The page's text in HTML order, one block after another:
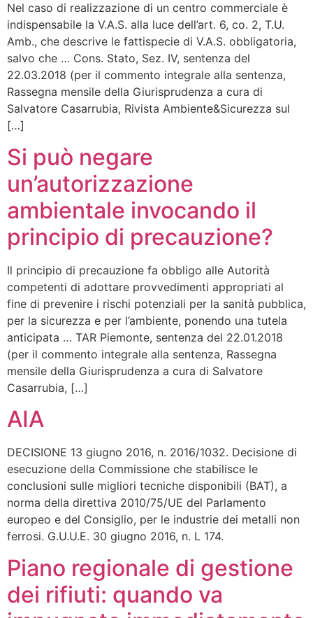
Nel caso di realizzazione di un centro commerciale è
indispensabile la V.A.S. alla luce dell’art. 6, co. 2, T.U.
Amb., che descrive le fattispecie di V.A.S. obbligatoria,
salvo che … Cons. Stato, Sez. IV, sentenza del
22.03.2018 (per il commento integrale alla sentenza,
Rassegna mensile della Giurisprudenza a cura di
Salvatore Casarrubia, Rivista Ambiente&Sicurezza sul
[…]
Si può negare
un’autorizzazione
ambientale invocando il
principio di precauzione?
Il principio di precauzione fa obbligo alle Autorità
competenti di adottare provvedimenti appropriati al
fine di prevenire i rischi potenziali per la sanità pubblica,
per la sicurezza e per l’ambiente, ponendo una tutela
anticipata … TAR Piemonte, sentenza del 22.01.2018
(per il commento integrale alla sentenza, Rassegna
mensile della Giurisprudenza a cura di Salvatore
Casarrubia, […]
AIA
DECISIONE 13 giugno 2016, n. 2016/1032. Decisione di
esecuzione della Commissione che stabilisce le
conclusioni sulle migliori tecniche disponibili (BAT), a
norma della direttiva 2010/75/UE del Parlamento
europeo e del Consiglio, per le industrie dei metalli non
ferrosi. G.U.U.E. 30 giugno 2016, n. L 174.
Piano regionale di gestione
dei rifiuti: quando va